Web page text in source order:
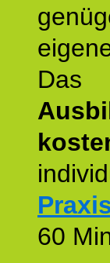
60